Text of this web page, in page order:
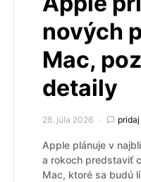
nových
Mac,
detaily
28. júla 2026
Apple plánuje v
a rokoch predstaviť
Mac, ktoré sa budú